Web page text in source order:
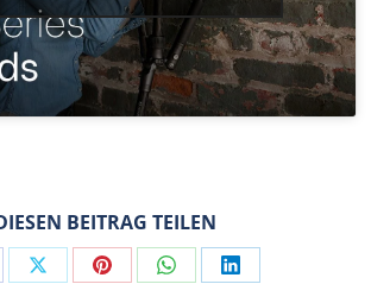
BEITRAG TEILEN
Share Share Share Share